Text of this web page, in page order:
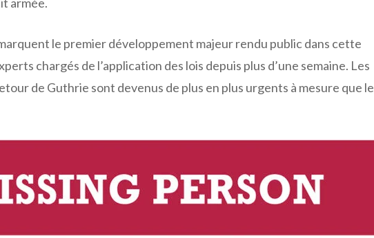
le premier développement majeur rendu public dans cette
chargés de l’application des lois depuis plus d’une semaine. Les
de Guthrie sont devenus de plus en plus urgents à mesure que le